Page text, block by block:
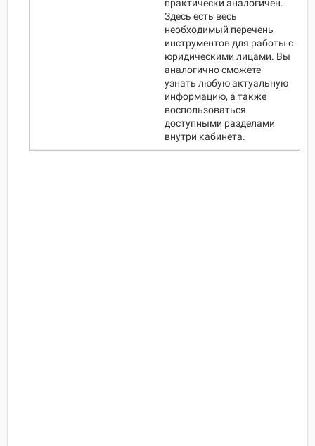
практически аналогичен.
Здесь есть весь
необходимый перечень
инструментов для работы с
юридическими лицами. Вы
аналогично сможете
узнать любую актуальную
информацию, а также
воспользоваться
доступными разделами
внутри кабинета.